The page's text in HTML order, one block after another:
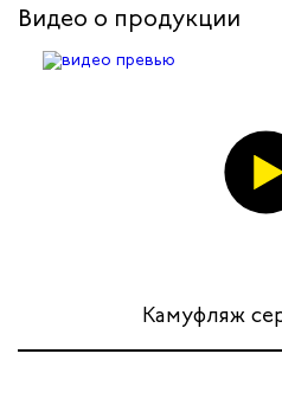
Видео о продукции
Камуфляж